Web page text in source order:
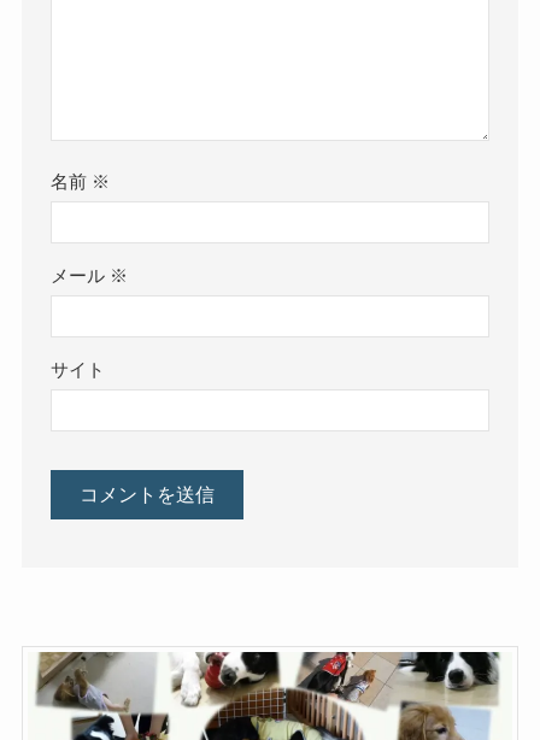
名前 ※
メール ※
サイト